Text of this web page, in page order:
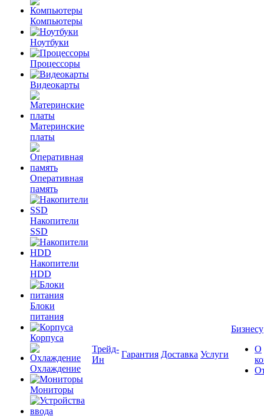
Компьютеры
Ноутбуки
Процессоры
Видеокарты
Материнские
платы
Оперативная
память
Накопители
SSD
Накопители
HDD
Блоки
питания
Корпуса
Охлаждение
Мониторы
Трейд-
Ин
Гарантия Доставка Услуги
Бизнесу
О